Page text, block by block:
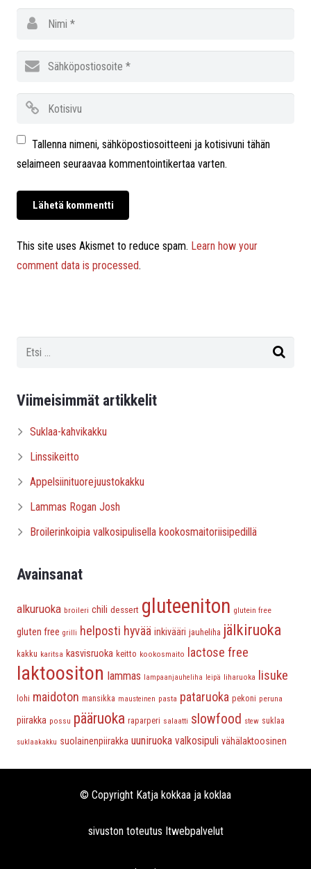
Tallenna nimeni, sähköpostiosoitteeni ja kotisivuni tähän
selaimeen seuraavaa kommentointikertaa varten.
This site uses Akismet to reduce spam. Learn how your
comment data is processed.
Viimeisimmät artikkelit
Suklaa-kahvikakku
Linssikeitto
Appelsiinituorejuustokakku
Lammas Rogan Josh
Broilerinkoipia valkosipulisella kookosmaitoriisipedillä
Avainsanat
alkuruoka broileri chili dessert gluteeniton glutein free
gluten free grilli helposti hyvää inkivääri jauheliha jälkiruoka
kakku karitsa kasvisruoka keitto kookosmaito lactose free
laktoositon lammas lampaanjauheliha leipä liharuoka lisuke
lohi maidoton mansikka mausteinen pasta pataruoka pekoni peruna
piirakka possu pääruoka raparperi salaatti slowfood stew suklaa
suklaakakku suolainenpiirakka uuniruoka valkosipuli vähälaktoosinen
© Copyright Katja kokkaa ja koklaa
sivuston toteutus Itwebpalvelut